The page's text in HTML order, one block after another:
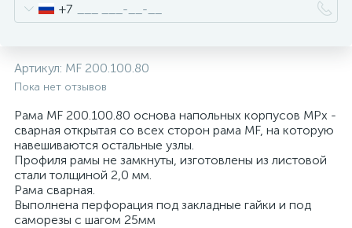
+7
Артикул: MF 200.100.80
Пока нет отзывов
Рама MF 200.100.80 основа напольных корпусов MPx -
сварная открытая со всех сторон рама MF, на которую
навешиваются остальные узлы.
Профиля рамы не замкнуты, изготовлены из листовой
стали толщиной 2,0 мм.
Рама сварная.
Выполнена перфорация под закладные гайки и под
саморезы с шагом 25мм